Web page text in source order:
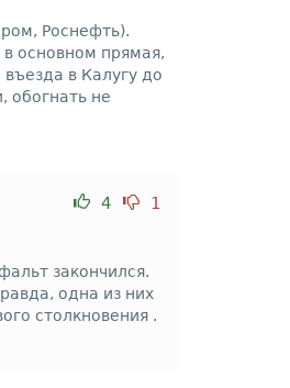
Роснефть).
основном прямая,
в Калугу до
обогнать не
4 1
закончился.
одна из них
столкновения .